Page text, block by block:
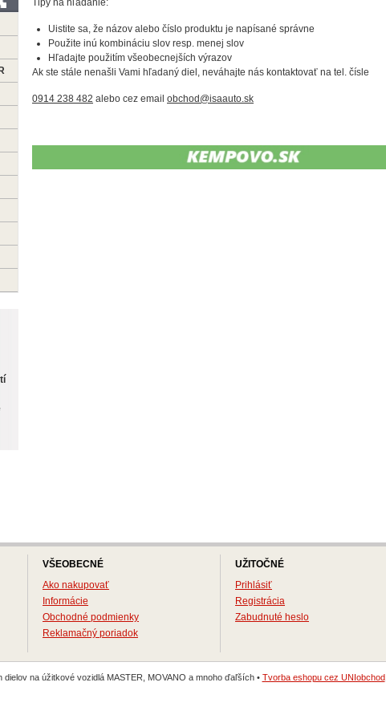
Tipy na hľadanie:
Uistite sa, že názov alebo číslo produktu je napísané správne
Použite inú kombináciu slov resp. menej slov
Hľadajte použitím všeobecnejších výrazov
Ak ste stále nenašli Vami hľadaný diel, neváhajte nás kontaktovať na tel. čísle
0914 238 482 alebo cez email obchod@isaauto.sk
VŠEOBECNÉ
Ako nakupovať
Informácie
Obchodné podmienky
Reklamačný poriadok
UŽITOČNÉ
Prihlásiť
Registrácia
Zabudnuté heslo
na úžitkové vozidlá MASTER, MOVANO a mnoho ďaľších • Tvorba eshopu cez UNIobchod,